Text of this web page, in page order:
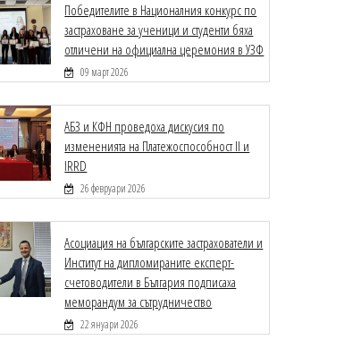
Победителите в Националния конкурс по
застраховане за ученици и студенти бяха
отличени на официална церемония в УЗФ
09 март 2026
АБЗ и КФН проведоха дискусия по
измененията на Платежоспособност II и
IRRD
26 февруари 2026
Асоциация на българските застрахователи и
Институт на дипломираните експерт-
счетоводители в България подписаха
меморандум за сътрудничество
22 януари 2026